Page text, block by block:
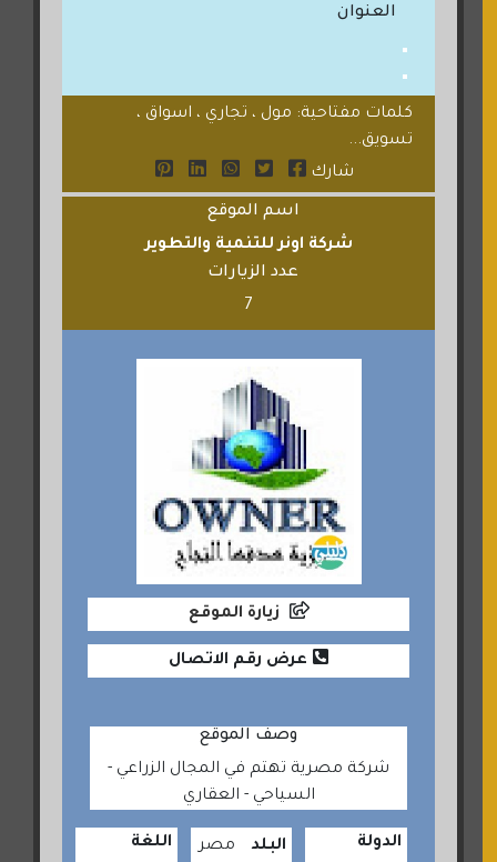
العنوان
كلمات مفتاحية: مول ، تجاري ، اسواق ،
تسويق...
شارك
اسم الموقع
شركة اونر للتنمية والتطوير
عدد الزيارات
7
زيارة الموقع
عرض رقم الاتصال
وصف الموقع
شركة مصرية تهتم في المجال الزراعي -
السياحي - العقاري
الدولة
البلد مصر
اللغة